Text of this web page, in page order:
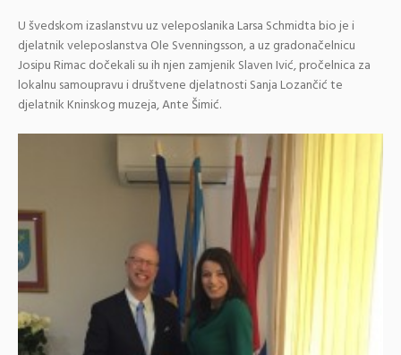
U švedskom izaslanstvu uz veleposlanika Larsa Schmidta bio je i
djelatnik veleposlanstva Ole Svenningsson, a uz gradonačelnicu
Josipu Rimac dočekali su ih njen zamjenik Slaven Ivić, pročelnica za
lokalnu samoupravu i društvene djelatnosti Sanja Lozančić te
djelatnik Kninskog muzeja, Ante Šimić.